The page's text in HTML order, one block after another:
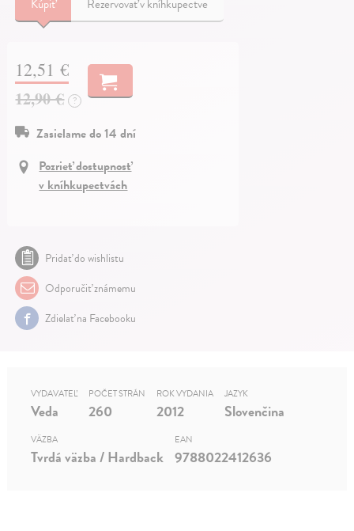
Kúpiť Rezervovať v kníhkupectve
12,51 €
12,90 € ?
Zasielame do 14 dní
Pozrieť dostupnosť
v kníhkupectvách
Pridať do wishlistu
Odporučiť známemu
Zdielať na Facebooku
VYDAVATEĽ
Veda
POČET STRÁN
260
ROK VYDANIA
2012
JAZYK
Slovenčina
VÄZBA
Tvrdá väzba / Hardback
EAN
9788022412636